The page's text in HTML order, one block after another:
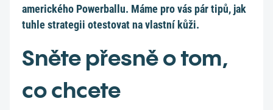
amerického Powerballu. Máme pro vás pár tipů, jak
tuhle strategii otestovat na vlastní kůži.
Sněte přesně o tom,
co chcete